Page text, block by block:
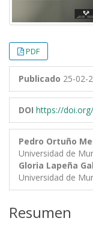
PDF
Publicado 25-02-
DOI https://
Pedro Ortuño
Universidad de
Gloria Lapeña
Universidad de
Resumen